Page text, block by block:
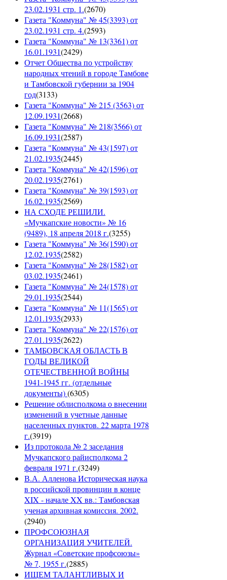
23.02.1931 стр. 1.(2670)
Газета "Коммуна" № 45(3393) от
23.02.1931 стр. 4.(2593)
Газета "Коммуна" № 13(3361) от
16.01.1931(2429)
Отчет Общества по устройству
народных чтений в городе Тамбове
и Тамбовской губернии за 1904
год(3133)
Газета "Коммуна" № 215 (3563) от
12.09.1931(2668)
Газета "Коммуна" № 218(3566) от
16.09.1931(2587)
Газета "Коммуна" № 43(1597) от
21.02.1935(2445)
Газета "Коммуна" № 42(1596) от
20.02.1935(2761)
Газета "Коммуна" № 39(1593) от
16.02.1935(2569)
НА СХОДЕ РЕШИЛИ.
«Мучкапские новости» № 16
(9489), 18 апреля 2018 г.(3255)
Газета "Коммуна" № 36(1590) от
12.02.1935(2582)
Газета "Коммуна" № 28(1582) от
03.02.1935(2461)
Газета "Коммуна" № 24(1578) от
29.01.1935(2544)
Газета "Коммуна" № 11(1565) от
12.01.1935(2933)
Газета "Коммуна" № 22(1576) от
27.01.1935(2622)
ТАМБОВСКАЯ ОБЛАСТЬ В
ГОДЫ ВЕЛИКОЙ
ОТЕЧЕСТВЕННОЙ ВОЙНЫ
1941-1945 гг. (отдельные
документы)(6305)
Решение облисполкома о внесении
изменений в учетные данные
населенных пунктов. 22 марта 1978
г.(3919)
Из протокола № 2 заседания
Мучкапского райисполкома 2
февраля 1971 г.(3249)
В.А. Алленова Историческая наука
в российской провинции в конце
XIX - начале XX вв.: Тамбовская
ученая архивная комиссия. 2002.
(2940)
ПРОФСОЮЗНАЯ
ОРГАНИЗАЦИЯ УЧИТЕЛЕЙ.
Журнал «Советские профсоюзы»
№ 7, 1955 г.(2885)
ИЩЕМ ТАЛАНТЛИВЫХ И